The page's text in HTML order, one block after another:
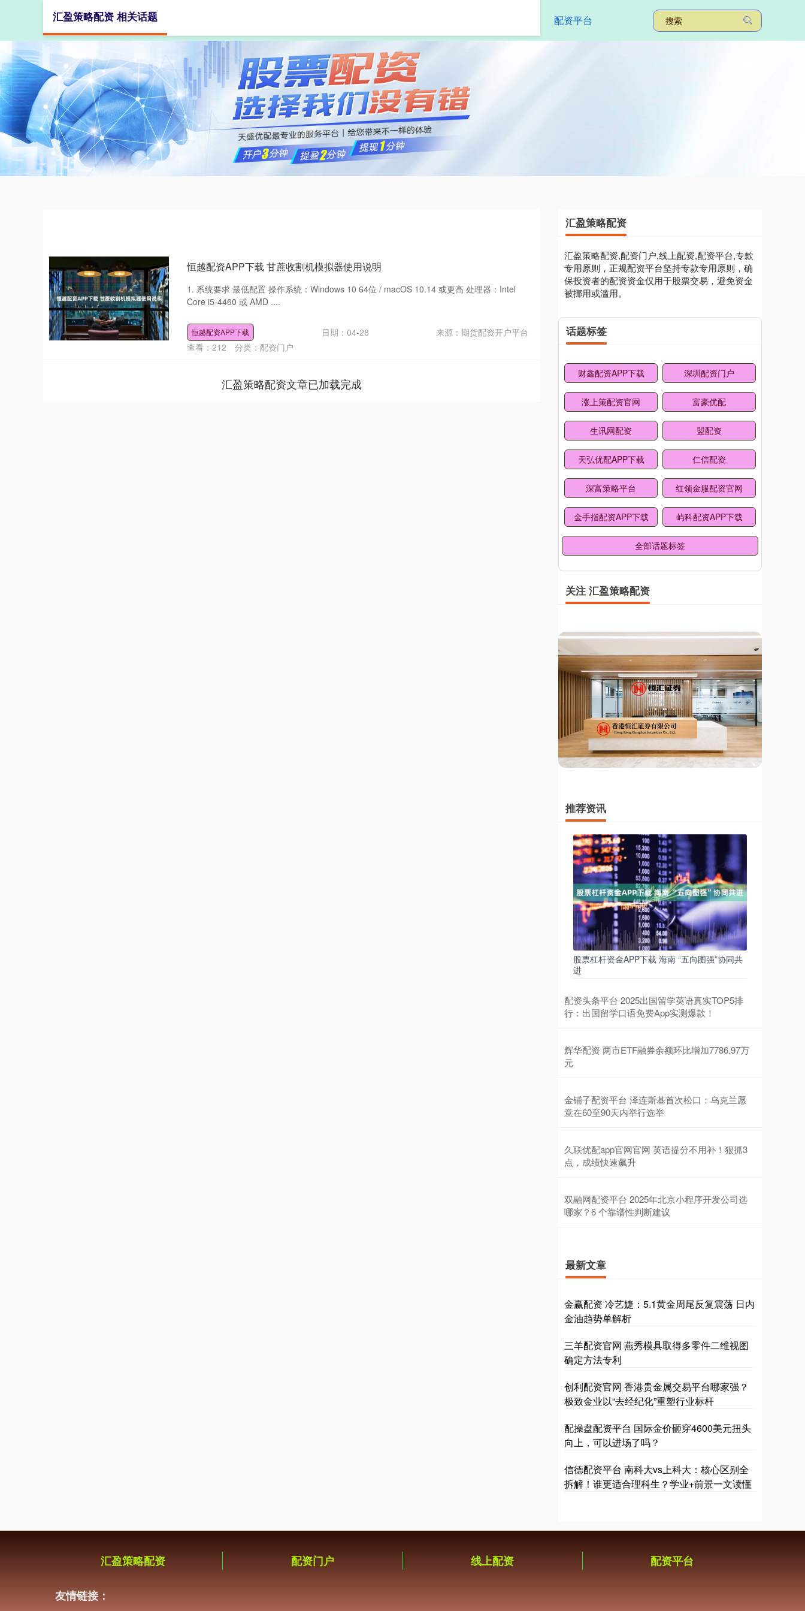
配资平台
汇盈策略配资 相关话题
恒越配资APP下载 甘蔗收割机模拟器使用说明
1. 系统要求 最低配置 操作系统：Windows 10 64位 / macOS 10.14 或更高 处理器：Intel
Core i5-4460 或 AMD ....
恒越配资APP下载 日期：04-28
来源：期货配资开户平台
查看： 212 分类： 配资门户
汇盈策略配资文章已加载完成
汇盈策略配资
汇盈策略配资,配资门户,线上配资,配资平台,专款
专用原则，正规配资平台坚持专款专用原则，确
保投资者的配资资金仅用于股票交易，避免资金
被挪用或滥用。
话题标签
财鑫配资APP下载 深圳配资门户
涨上策配资官网 富豪优配
生讯网配资 盟配资
天弘优配APP下载 仁信配资
深富策略平台 红领金服配资官网
金手指配资APP下载 屿科配资APP下载
全部话题标签
关注 汇盈策略配资
推荐资讯
股票杠杆资金APP下载 海南 “五向图强”协同共
进
配资头条平台 2025出国留学英语真实TOP5排
行：出国留学口语免费App实测爆款！
辉华配资 两市ETF融券余额环比增加7786.97万
元
金铺子配资平台 泽连斯基首次松口：乌克兰愿
意在60至90天内举行选举
久联优配app官网官网 英语提分不用补！狠抓3
点，成绩快速飙升
双融网配资平台 2025年北京小程序开发公司选
哪家？6 个靠谱性判断建议
最新文章
金赢配资 冷艺婕：5.1黄金周尾反复震荡 日内
金油趋势单解析
三羊配资官网 燕秀模具取得多零件二维视图
确定方法专利
创利配资官网 香港贵金属交易平台哪家强？
极致金业以“去经纪化”重塑行业标杆
配操盘配资平台 国际金价砸穿4600美元扭头
向上，可以进场了吗？
信德配资平台 南科大vs上科大：核心区别全
拆解！谁更适合理科生？学业+前景一文读懂
汇盈策略配资 配资门户 线上配资 配资平台
友情链接：